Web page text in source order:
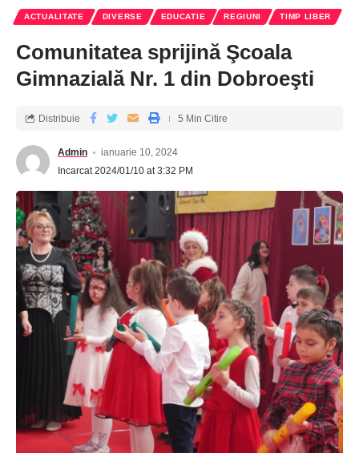
ACTUALITATE DIVERSE EDUCATIE REGIUNI TIMP LIBER
Comunitatea sprijină Şcoala
Gimnazială Nr. 1 din Dobroeşti
Admin
ianuarie 10, 2024
Incarcat 2024/01/10 at 3:32 PM
Distribuie 5 Min Citire